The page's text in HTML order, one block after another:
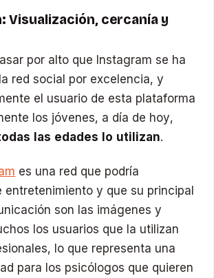
Visualización, cercanía y
por alto que Instagram se ha
red social por excelencia, y
el usuario de esta plataforma
los jóvenes, a día de hoy,
las edades lo utilizan.
es una red que podría
entretenimiento y que su principal
son las imágenes y
los usuarios que la utilizan
lo que representa una
para los psicólogos que quieren